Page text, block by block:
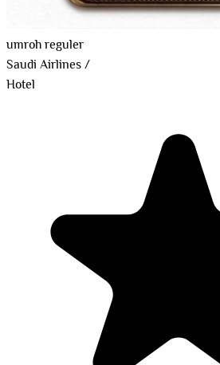
umroh reguler
Saudi Airlines/
Hotel